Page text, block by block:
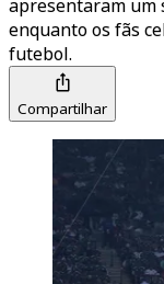
apresentaram um
enquanto os fãs
futebol.
Compartilhar